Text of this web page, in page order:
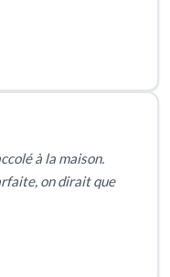
à la maison.
on dirait que